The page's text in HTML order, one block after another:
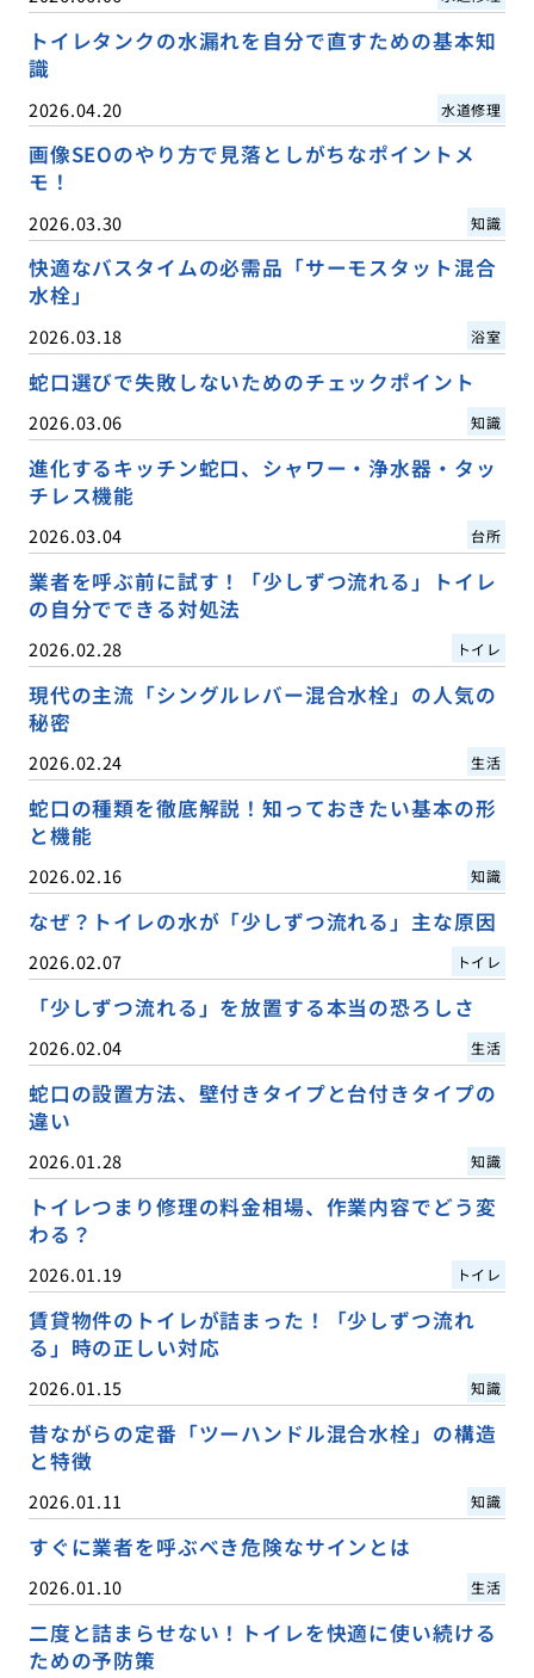
トイレタンクの水漏れを自分で直すための基本知
識
2026.04.20 水道修理
画像SEOのやり方で見落としがちなポイントメ
モ！
2026.03.30 知識
快適なバスタイムの必需品「サーモスタット混合
水栓」
2026.03.18 浴室
蛇口選びで失敗しないためのチェックポイント
2026.03.06 知識
進化するキッチン蛇口、シャワー・浄水器・タッ
チレス機能
2026.03.04 台所
業者を呼ぶ前に試す！「少しずつ流れる」トイレ
の自分でできる対処法
2026.02.28 トイレ
現代の主流「シングルレバー混合水栓」の人気の
秘密
2026.02.24 生活
蛇口の種類を徹底解説！知っておきたい基本の形
と機能
2026.02.16 知識
なぜ？トイレの水が「少しずつ流れる」主な原因
2026.02.07 トイレ
「少しずつ流れる」を放置する本当の恐ろしさ
2026.02.04 生活
蛇口の設置方法、壁付きタイプと台付きタイプの
違い
2026.01.28 知識
トイレつまり修理の料金相場、作業内容でどう変
わる？
2026.01.19 トイレ
賃貸物件のトイレが詰まった！「少しずつ流れ
る」時の正しい対応
2026.01.15 知識
昔ながらの定番「ツーハンドル混合水栓」の構造
と特徴
2026.01.11 知識
すぐに業者を呼ぶべき危険なサインとは
2026.01.10 生活
二度と詰まらせない！トイレを快適に使い続ける
ための予防策